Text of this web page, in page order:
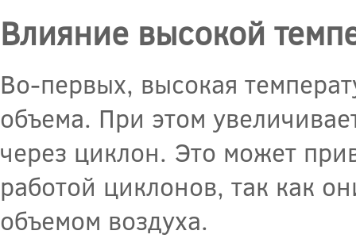
Влияние высокой
Во-первых, высокая
объема. При этом
через циклон. Это может
работой циклонов, так как
объемом воздуха.